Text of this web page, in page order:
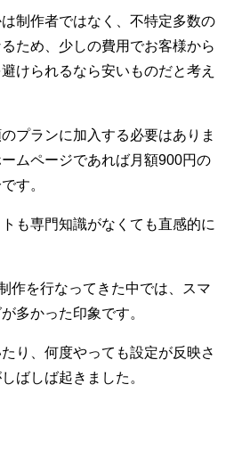
制作者ではなく、不特定多数の
ため、少しの費用でお客様から
けられるなら安いものだと考え
プランに加入する必要はありま
ムページであれば月額900円の
す。
も専門知識がなくても直感的に
作を行なってきた中では、スマ
多かった印象です。
り、何度やっても設定が反映さ
ばしば起きました。